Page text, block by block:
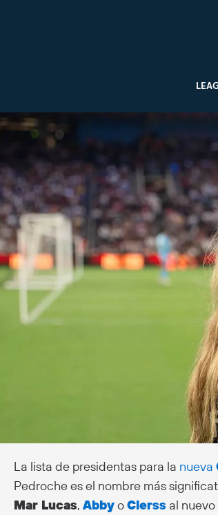
La lista de presidentas para la nueva
Pedroche es el nombre más
Mar Lucas, AbbyoClerss al